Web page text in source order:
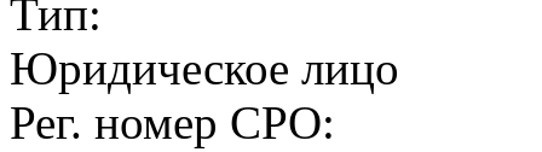
Тип:
Юридическое лицо
Рег. номер СРО: